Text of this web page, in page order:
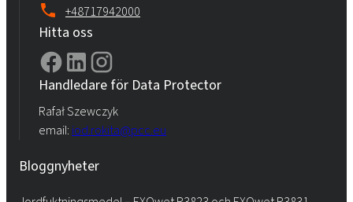
+48717942000
Hitta oss
Handledare för Data Protector
Rafał Szewczyk
email: iod.rokita@pcc.eu
Bloggnyheter